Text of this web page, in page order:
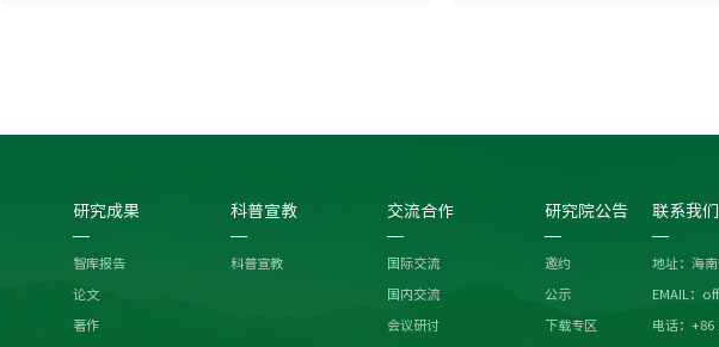
研究成果
智库报告
论文
著作
科普宣教
科普宣教
交流合作
国际交流
国内交流
会议研讨
研究院公告
邀约
公示
下载专区
联系我们
地址：海
EMAIL：
电话：+86